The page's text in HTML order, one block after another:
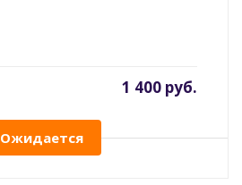
1 400 руб.
Ожидается